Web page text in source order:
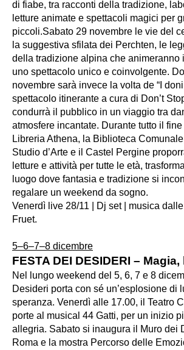
di fiabe, tra racconti della tradizione,
letture animate e spettacoli magici per
piccoli.Sabato 29 novembre le vie del
la suggestiva sfilata dei Perchten, le
della tradizione alpina che animeranno
uno spettacolo unico e coinvolgente.
novembre sarà invece la volta de “I
spettacolo itinerante a cura di Don’t
condurrà il pubblico in un viaggio tra
atmosfere incantate. Durante tutto il
Libreria Athena, la Biblioteca
Studio d’Arte e il Castel Pergine
letture e attività per tutte le età,
luogo dove fantasia e tradizione si
regalare un weekend da sogno.
Venerdì live 28/11 | Dj set | musica
Fruet.
5–6–7–8 dicembre
FESTA DEI DESIDERI –
Nel lungo weekend del 5, 6, 7 e 8
Desideri porta con sé un’esplosione di
speranza. Venerdì alle 17.00, il Teatro
porte al musical 44 Gatti, per un inizio
allegria. Sabato si inaugura il Muro dei
Roma e la mostra Percorso delle